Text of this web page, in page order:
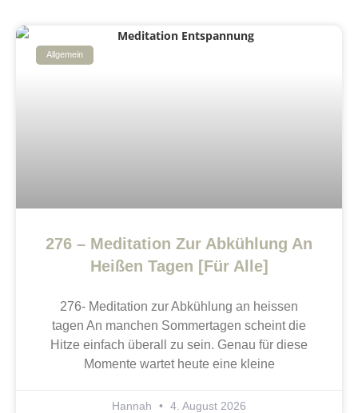
Allgemein
276 – Meditation Zur Abkühlung An
Heißen Tagen [Für Alle]
276- Meditation zur Abkühlung an heissen
tagen An manchen Sommertagen scheint die
Hitze einfach überall zu sein. Genau für diese
Momente wartet heute eine kleine
Hannah 4. August 2026